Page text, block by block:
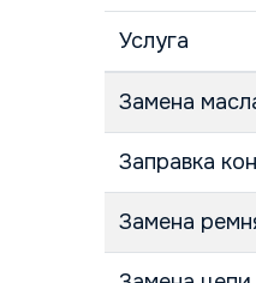
Услуга
Замена
Заправка
Замена